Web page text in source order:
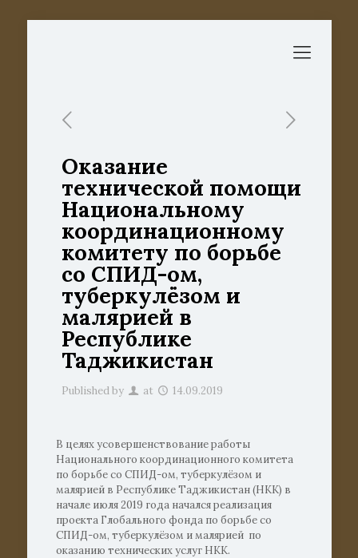
Оказание
технической помощи
Национальному
координационному
комитету по борьбе
со СПИД-ом,
туберкулёзом и
малярией в
Республике
Таджикистан
Published by at 14.09.2019
В целях усовершенствование работы
Национального координационного комитета
по борьбе со СПИД-ом, туберкулёзом и
малярией в Республике Таджикистан (НКК) в
начале июля 2019 года начался реализация
проекта Глобального фонда по борьбе со
СПИД-ом, туберкулёзом и малярией по
оказанию технических услуг НКК.